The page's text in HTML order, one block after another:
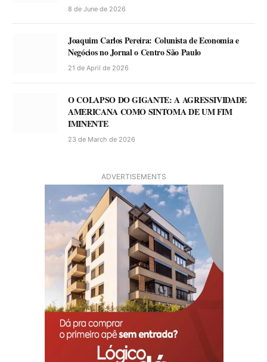
8 de June de 2026
Joaquim Carlos Pereira: Colunista de Economia e
Negócios no Jornal o Centro São Paulo
21 de April de 2026
O COLAPSO DO GIGANTE: A AGRESSIVIDADE
AMERICANA COMO SINTOMA DE UM FIM
IMINENTE
23 de March de 2026
ADVERTISEMENTS